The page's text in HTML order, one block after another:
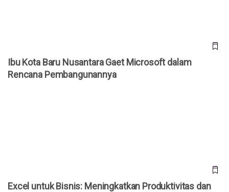
Ibu Kota Baru Nusantara Gaet Microsoft dalam
Rencana Pembangunannya
Excel untuk Bisnis: Meningkatkan Produktivitas dan